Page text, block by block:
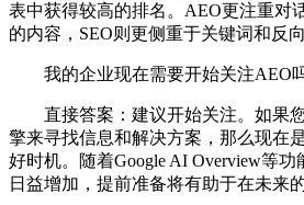
表中获得较高的排名。AEO更注重对
的内容，SEO则更侧重于关键词和反
我的企业现在需要开始关注AEO
直接答案：建议开始关注。如果您
擎来寻找信息和解决方案，那么现在
好时机。随着Google AI Overview等
日益增加，提前准备将有助于在未来